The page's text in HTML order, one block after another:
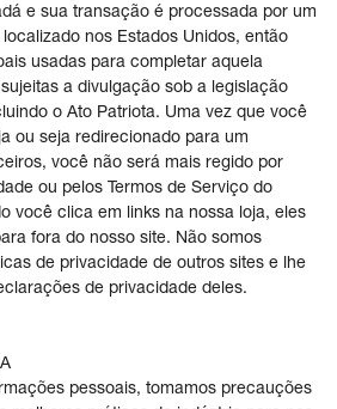
e sua transação é processada por um
nos Estados Unidos, então
usadas para completar aquela
a divulgação sob a legislação
o Ato Patriota. Uma vez que você
ou seja redirecionado para um
você não será mais regido por
ou pelos Termos de Serviço do
você clica em links na nossa loja, eles
fora do nosso site. Não somos
de privacidade de outros sites e lhe
de privacidade deles.
pessoais, tomamos precauções